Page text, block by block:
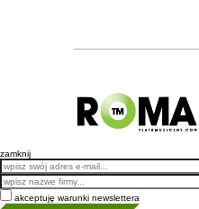
zamknij
Email
akceptuję warunki newslettera